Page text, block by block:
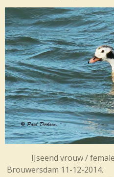
IJseend vrouw /